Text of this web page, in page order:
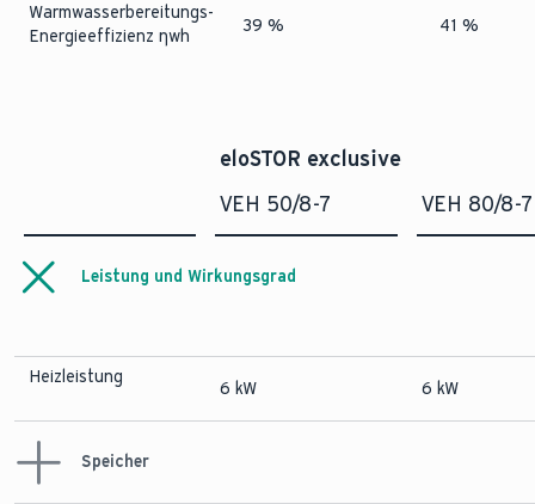
Warmwasserbereitungs-
Energieeffizienz ηwh
39 % 41 %
eloSTOR exclusive
VEH 50/8-7
VEH 80/8-7
Leistung und Wirkungsgrad
Heizleistung
6 kW 6 kW
Speicher